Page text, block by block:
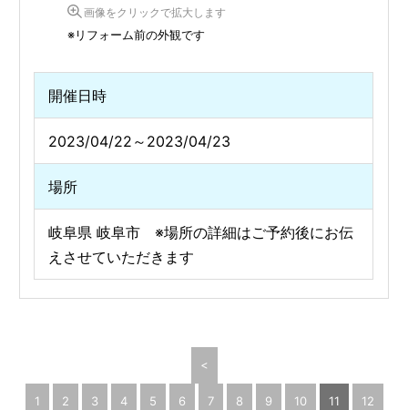
画像をクリックで拡大します
※リフォーム前の外観です
開催日時
2023/04/22～2023/04/23
場所
岐阜県 岐阜市 ※場所の詳細はご予約後にお伝
えさせていただきます
<
1 2 3 4 5 6 7 8 9 10 11 12